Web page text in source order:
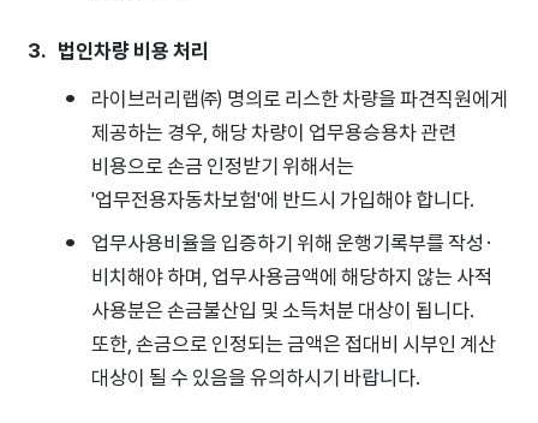
법인차량 비용 처리
라이브러리랩(주) 명의로 리스한 차량을 파견직원에게
제공하는 경우, 해당 차량이 업무용승용차 관련
비용으로 손금 인정받기 위해서는
'업무전용자동차보험'에 반드시 가입해야 합니다.
업무사용비율을 입증하기 위해 운행기록부를 작성·
비치해야 하며, 업무사용금액에 해당하지 않는 사적
사용분은 손금불산입 및 소득처분 대상이 됩니다.
또한, 손금으로 인정되는 금액은 접대비 시부인 계산
대상이 될 수 있음을 유의하시기 바랍니다.